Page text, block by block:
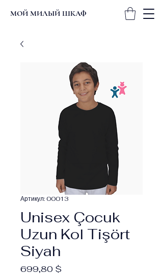
МОЙ МИЛЫЙ ШКАФ
Артикул: 00013
Unisex Çocuk
Uzun Kol Tişört
Siyah
699,80 $